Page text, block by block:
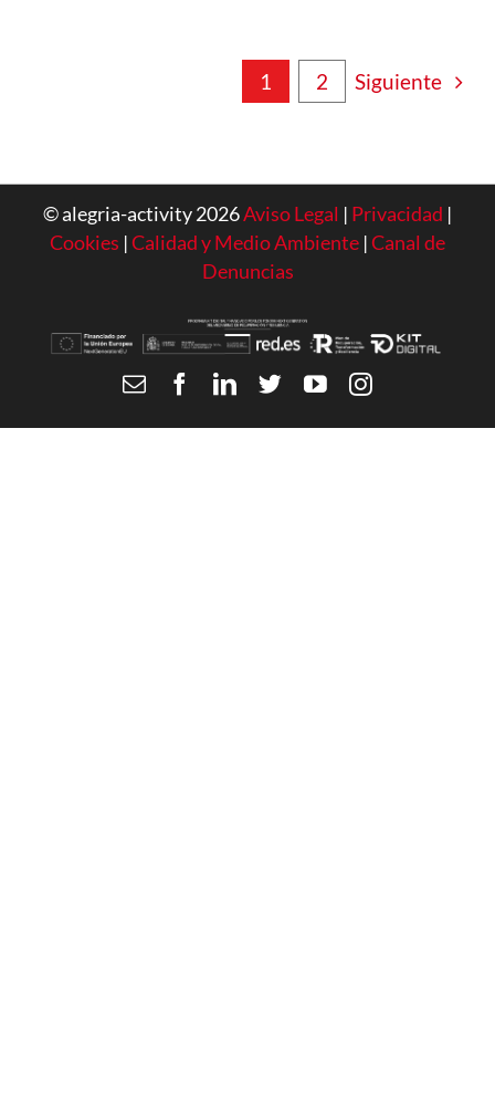
1 2 Siguiente
© alegria-activity 2026Aviso Legal | Privacidad |
Cookies |Calidad y Medio Ambiente |Canal de
Denuncias
Email Facebook
LinkedIn
TwitterYouTubeInstagram